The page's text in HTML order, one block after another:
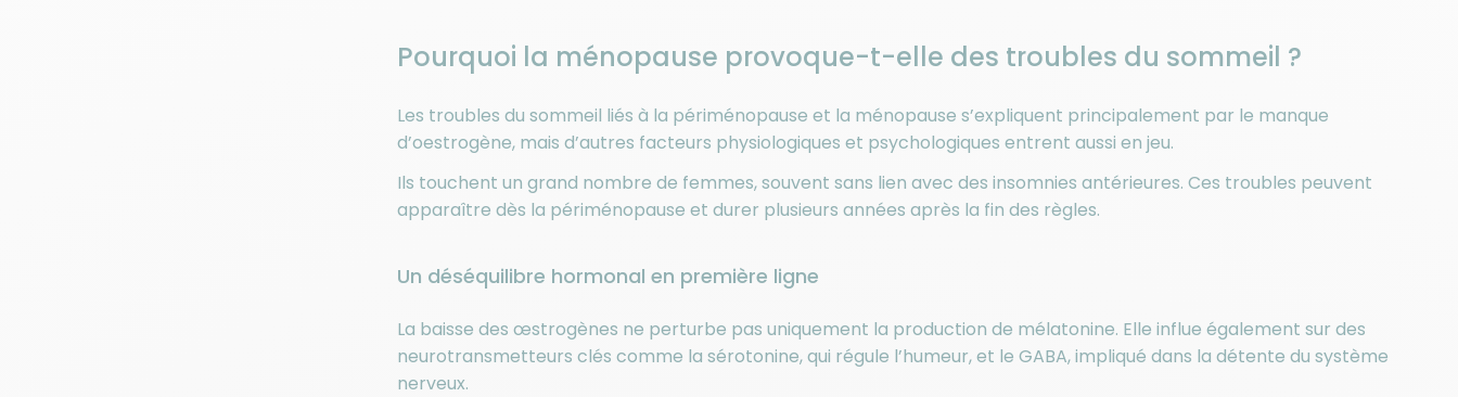
Pourquoi la ménopause provoque-t-elle des troubles du sommeil ?
Les troubles du sommeil liés à la périménopause et la ménopause s’expliquent principalement par le manque
d’oestrogène, mais d’autres facteurs physiologiques et psychologiques entrent aussi en jeu.
Ils touchent un grand nombre de femmes, souvent sans lien avec des insomnies antérieures. Ces troubles peuvent
apparaître dès la périménopause et durer plusieurs années après la fin des règles.
Un déséquilibre hormonal en première ligne
La baisse des œstrogènes ne perturbe pas uniquement la production de mélatonine. Elle influe également sur des
neurotransmetteurs clés comme la sérotonine, qui régule l’humeur, et le GABA, impliqué dans la détente du système
nerveux.